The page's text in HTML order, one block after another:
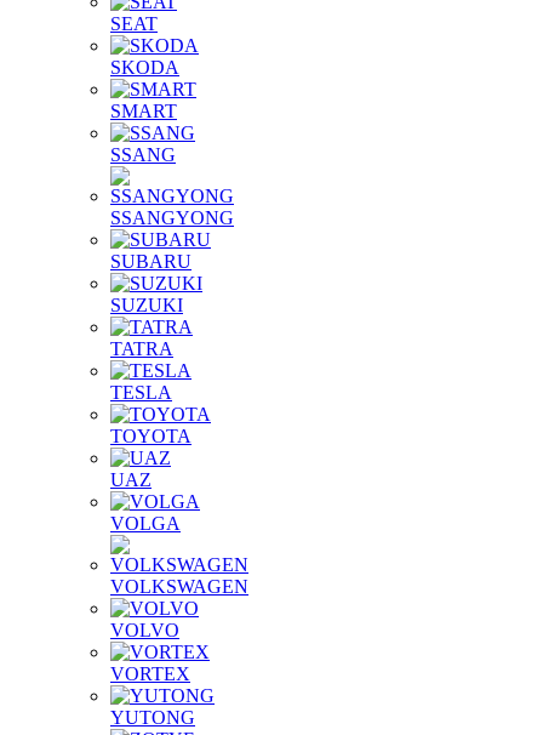
SEAT
SKODA
SMART
SSANG
SSANGYONG
SUBARU
SUZUKI
TATRA
TESLA
TOYOTA
UAZ
VOLGA
VOLKSWAGEN
VOLVO
VORTEX
YUTONG